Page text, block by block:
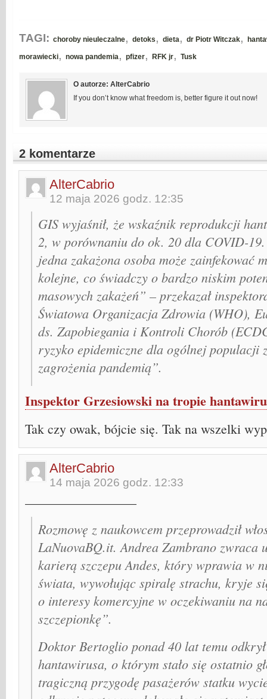
TAGI: choroby nieuleczalne, detoks , dieta, dr Piotr Witczak,
morawiecki, nowa pandemia, pfizer, RFK jr, Tusk
O autorze: AlterCabrio
If you don’t know what freedom is, better figure it out now!
2 komentarze
AlterCabrio
12 maja 2026 godz. 12:35
GIS wyjaśnił, że wskaźnik reprodukcji
2, w porównaniu do ok. 20 dla COVID-
jedna zakażona osoba może zainfekować
kolejne, co świadczy o bardzo niskim
masowych zakażeń” – przekazał
Światowa Organizacja Zdrowia (WHO),
ds. Zapobiegania i Kontroli Chorób
ryzyko epidemiczne dla ogólnej populacji
zagrożenia pandemią”.
Inspektor Grzesiowski na tropie
Tak czy owak, bójcie się. Tak na wszelki
AlterCabrio
14 maja 2026 godz. 12:33
Rozmowę z naukowcem przeprowadził
LaNuovaBQ.it. Andrea Zambrano zwraca
karierą szczepu Andes, który wprawia w
świata, wywołując spiralę strachu, kryje
o interesy komercyjne w oczekiwaniu na
szczepionkę”.
Doktor Bertoglio ponad 40 lat temu
hantawirusa, o którym stało się ostatnio
tragiczną przygodę pasażerów statku